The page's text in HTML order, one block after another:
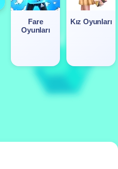
Fare
Oyunları
Kız Oyunları